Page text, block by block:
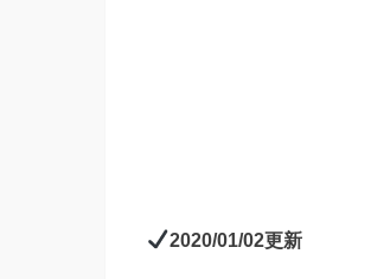
2020/01/02更新